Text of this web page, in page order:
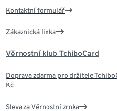
Kontaktní formulář
Zákaznická linka
Věrnostní klub TchiboCard
Doprava zdarma pro držitele
Kč
Sleva za Věrnostní zrnka